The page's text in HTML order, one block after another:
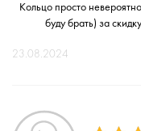
Кольцо просто
буду брать) за
23.08.2024